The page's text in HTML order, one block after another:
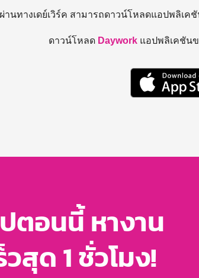
านทางเดย์เวิร์ค สามารถดาวน์โหลดแอปพลิเค
ดาวน์โหลด Daywork แอปพลิเคชันข
ตอนนี้ หางาน
สุด 1 ชั่วโมง!